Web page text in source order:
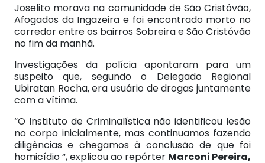
Joselito morava na comunidade de São Cristóvão,
Afogados da Ingazeira e foi encontrado morto no
corredor entre os bairros Sobreira e São Cristóvão
no fim da manhã.
Investigações da polícia apontaram para um
suspeito que, segundo o Delegado Regional
Ubiratan Rocha, era usuário de drogas juntamente
com a vítima.
“O Instituto de Criminalística não identificou lesão
no corpo inicialmente, mas continuamos fazendo
diligências e chegamos à conclusão de que foi
homicídio “, explicou ao repórter Marconi Pereira,